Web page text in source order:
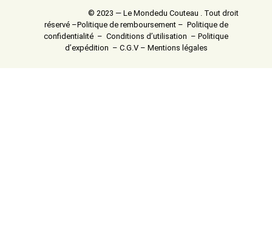
© 2023 — Le Mondedu Couteau . Tout droit
réservé –Politique de remboursement – Politique de
confidentialité – Conditions d’utilisation – Politique
d’expédition – C.G.V– Mentions légales